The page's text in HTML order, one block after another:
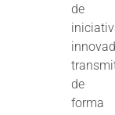
de
de
forma